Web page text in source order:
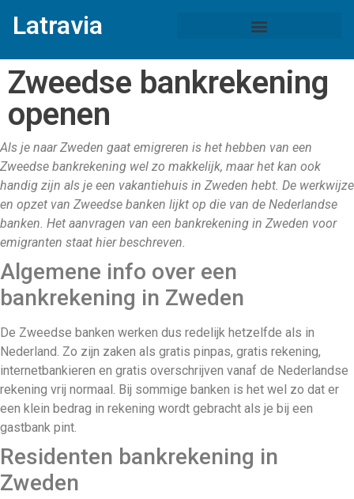
Latravia
Zweedse bankrekening
openen
Als je naar Zweden gaat emigreren is het hebben van een
Zweedse bankrekening wel zo makkelijk, maar het kan ook
handig zijn als je een vakantiehuis in Zweden hebt. De werkwijze
en opzet van Zweedse banken lijkt op die van de Nederlandse
banken. Het aanvragen van een bankrekening in Zweden voor
emigranten staat hier beschreven.
Algemene info over een
bankrekening in Zweden
De Zweedse banken werken dus redelijk hetzelfde als in
Nederland. Zo zijn zaken als gratis pinpas, gratis rekening,
internetbankieren en gratis overschrijven vanaf de Nederlandse
rekening vrij normaal. Bij sommige banken is het wel zo dat er
een klein bedrag in rekening wordt gebracht als je bij een
gastbank pint.
Residenten bankrekening in
Zweden